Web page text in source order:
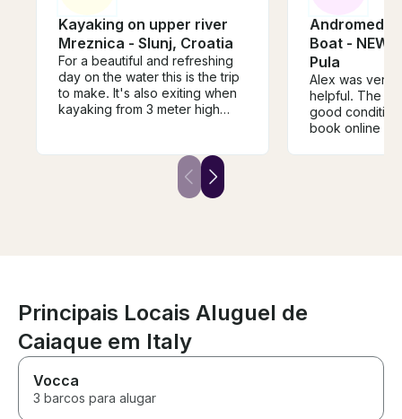
Kayaking on upper river
Mreznica - Slunj, Croatia
For a beautiful and refreshing
day on the water this is the trip
to make. It's also exiting when
kayaking from 3 meter high
excellent guided. There is time
enough for some swims and
the whole tour is long enough.
Andromeda
Boat - NEW
Pula
Alex was very
helpful. The boat was in very
good condition. Was easy
book online
Principais Locais Aluguel de
Caiaque em Italy
Vocca
3 barcos para alugar